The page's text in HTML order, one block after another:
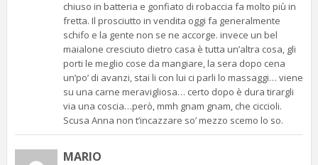
chiuso in batteria e gonfiato di robaccia fa molto più in
fretta. Il prosciutto in vendita oggi fa generalmente
schifo e la gente non se ne accorge. invece un bel
maialone cresciuto dietro casa è tutta un’altra cosa, gli
porti le meglio cose da mangiare, la sera dopo cena
un’po’ di avanzi, stai li con lui ci parli lo massaggi… viene
su una carne meravigliosa… certo dopo è dura tirargli
via una coscia…però, mmh gnam gnam, che ciccioli.
Scusa Anna non t’incazzare so’ mezzo scemo lo so.
MARIO